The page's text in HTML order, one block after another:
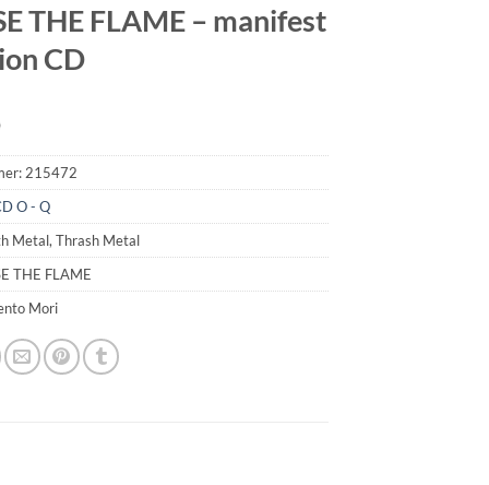
THE FLAME – manifest
CD
215472
O - Q
Metal, Thrash Metal
THE FLAME
Mori